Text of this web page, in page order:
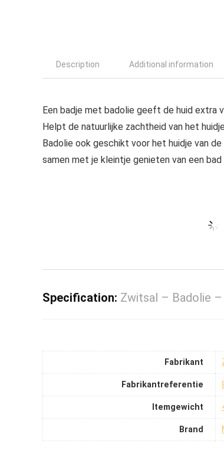
Description Additional information
Een badje met badolie geeft de huid extra
Helpt de natuurlijke zachtheid van het
Badolie ook geschikt voor het huidje van
samen met je kleintje genieten van een
Specification: Zwitsal – Badolie
Fabrikant
Fabrikantreferentie
Itemgewicht
Brand